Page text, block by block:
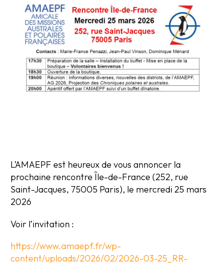
L’AMAEPF est heureux de vous annoncer la
prochaine rencontre Île-de-France (252, rue
Saint-Jacques, 75005 Paris), le mercredi 25 mars
2026
Voir l’invitation :
https://www.amaepf.fr/wp-
content/uploads/2026/02/2026-03-25_RR-